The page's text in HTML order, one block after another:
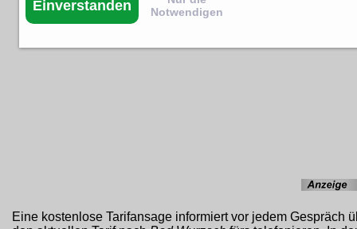
Eine kostenlose Tarifansage informiert vor jedem Gespräch
Einverstanden
Notwendigen